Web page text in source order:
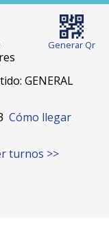
Generar Qr
GENERAL
Cómo llegar
turnos >>